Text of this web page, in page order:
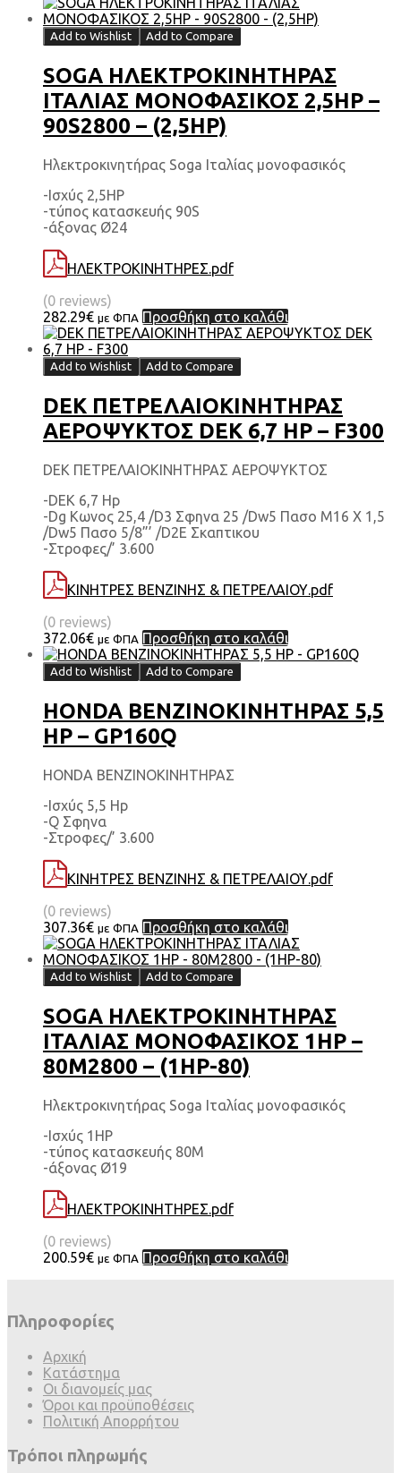
Add to Wishlist Add to Compare
SOGA ΗΛΕΚΤΡΟΚΙΝΗΤΗΡΑΣ
ΙΤΑΛΙΑΣ ΜΟΝΟΦΑΣΙΚΟΣ 2,5HP –
90S2800 – (2,5HP)
Ηλεκτροκινητήρας Soga Ιταλίας μονοφασικός
-Ισχύς 2,5HP
-τύπος κατασκευής 90S
-άξονας Ø24
ΗΛΕΚΤΡΟΚΙΝΗΤΗΡΕΣ.pdf
(0 reviews)
282.29€ με ΦΠΑ Προσθήκη στο καλάθι
Add to Wishlist Add to Compare
DEK ΠΕΤΡΕΛΑΙΟΚΙΝΗΤΗΡΑΣ
ΑΕΡΟΨΥΚΤΟΣ DEK 6,7 HP – F300
DEK ΠΕΤΡΕΛΑΙΟΚΙΝΗΤΗΡΑΣ ΑΕΡΟΨΥΚΤΟΣ
-DEK 6,7 Hp
-Dg Κωνος 25,4 /D3 Σφηνα 25 /Dw5 Πασο M16 X 1,5
/Dw5 Πασο 5/8”’ /D2E Σκαπτικου
-Στροφες/’ 3.600
ΚΙΝΗΤΡΕΣ ΒΕΝΖΙΝΗΣ & ΠΕΤΡΕΛΑΙΟΥ.pdf
(0 reviews)
372.06€ με ΦΠΑ Προσθήκη στο καλάθι
Add to Wishlist Add to Compare
HONDA ΒΕΝΖΙΝΟΚΙΝΗΤΗΡΑΣ 5,5
HP – GP160Q
HONDA ΒΕΝΖΙΝΟΚΙΝΗΤΗΡΑΣ
-Ισχύς 5,5 Hp
-Q Σφηνα
-Στροφες/’ 3.600
ΚΙΝΗΤΡΕΣ ΒΕΝΖΙΝΗΣ & ΠΕΤΡΕΛΑΙΟΥ.pdf
(0 reviews)
307.36€ με ΦΠΑ Προσθήκη στο καλάθι
Add to Wishlist Add to Compare
SOGA ΗΛΕΚΤΡΟΚΙΝΗΤΗΡΑΣ
ΙΤΑΛΙΑΣ ΜΟΝΟΦΑΣΙΚΟΣ 1HP –
80M2800 – (1HP-80)
Ηλεκτροκινητήρας Soga Ιταλίας μονοφασικός
-Ισχύς 1HP
-τύπος κατασκευής 80Μ
-άξονας Ø19
ΗΛΕΚΤΡΟΚΙΝΗΤΗΡΕΣ.pdf
(0 reviews)
200.59€ με ΦΠΑ Προσθήκη στο καλάθι
Πληροφορίες
Αρχική
Κατάστημα
Οι διανομείς μας
Όροι και προϋποθέσεις
Πολιτική Απορρήτου
Τρόποι πληρωμής